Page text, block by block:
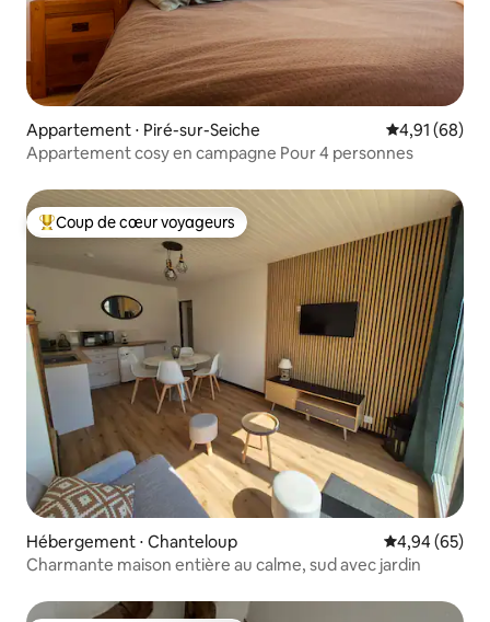
Appartement ⋅ Piré-sur-Seiche Évaluation
4,91 (68)
Appartement cosy en campagne Pour 4 personnes
Coups de cœur voyageurs les plus appréciés
Coup de cœur voyageurs
Hébergement ⋅ Chanteloup Évaluation
4,94 (65)
Charmante maison entière au calme, sud avec jardin